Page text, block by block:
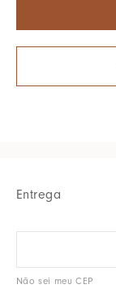
Entrega
Não sei meu CEP